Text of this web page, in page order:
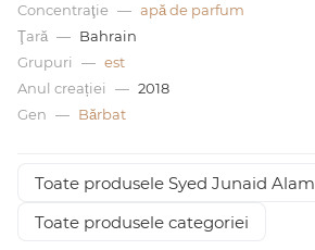
Concentraţie — apă de parfum
Ţară — Bahrain
Grupuri
— est
Anul creației
— 2018
Gen — Bărbat
Toate produsele Syed Junaid Alam
Toate produsele categoriei